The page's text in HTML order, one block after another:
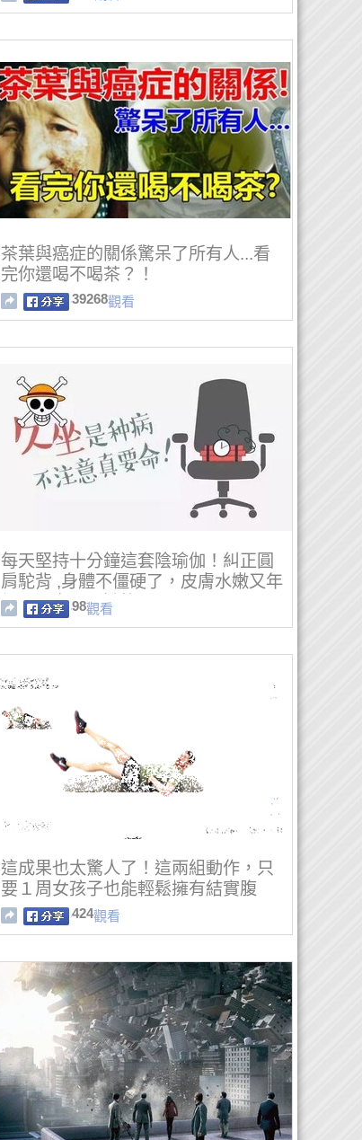
茶葉與癌症的關係驚呆了所有人...看
完你還喝不喝茶？！
39268觀看
每天堅持十分鐘這套陰瑜伽！糾正圓
肩駝背 ,身體不僵硬了，皮膚水嫩又年
輕 , 60歲不長皺紋
98觀看
這成果也太驚人了！這兩組動作，只
要１周女孩子也能輕鬆擁有結實腹
肌！
424觀看